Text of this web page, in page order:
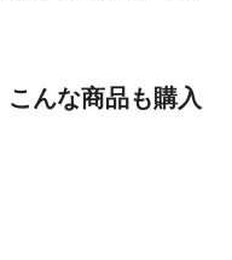
んな商品も購入